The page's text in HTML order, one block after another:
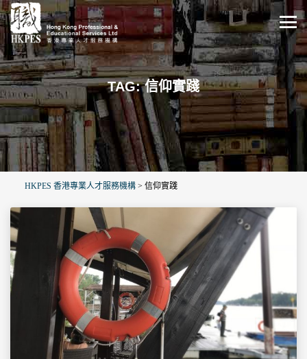
TAG: 信仰實踐
HKPES 香港專業人才服務機構 > 信仰實踐